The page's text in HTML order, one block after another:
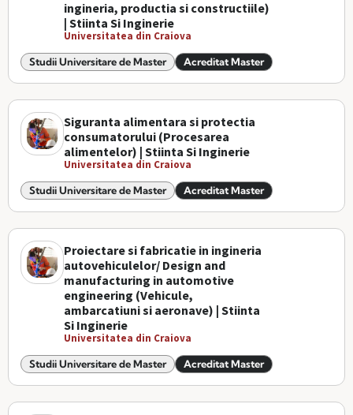
ingineria, productia si constructiile)
| Stiinta Si Inginerie
Universitatea din Craiova
Studii Universitare de Master Acreditat Master
Siguranta alimentara si protectia
consumatorului (Procesarea
alimentelor) | Stiinta Si Inginerie
Universitatea din Craiova
Studii Universitare de Master Acreditat Master
Proiectare si fabricatie in ingineria
autovehiculelor/ Design and
manufacturing in automotive
engineering (Vehicule,
ambarcatiuni si aeronave) | Stiinta
Si Inginerie
Universitatea din Craiova
Studii Universitare de Master Acreditat Master